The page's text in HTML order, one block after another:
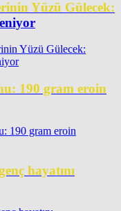
Yüzü Gülecek:
190 gram eroin
hayatını